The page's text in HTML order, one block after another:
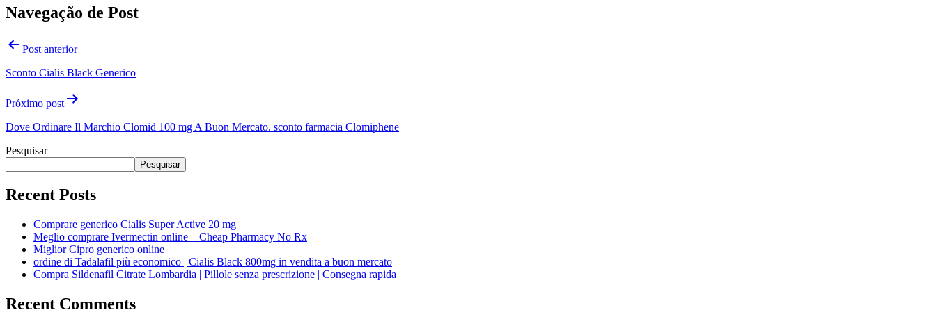
Navegação de Post
Post anterior
Sconto Cialis Black Generico
Próximo post
Dove Ordinare Il Marchio Clomid 100 mg A Buon Mercato. sconto farmacia Clomiphene
Pesquisar
Pesquisar
Recent Posts
Comprare generico Cialis Super Active 20 mg
Meglio comprare Ivermectin online – Cheap Pharmacy No Rx
Miglior Cipro generico online
ordine di Tadalafil più economico | Cialis Black 800mg in vendita a buon mercato
Compra Sildenafil Citrate Lombardia | Pillole senza prescrizione | Consegna rapida
Recent Comments